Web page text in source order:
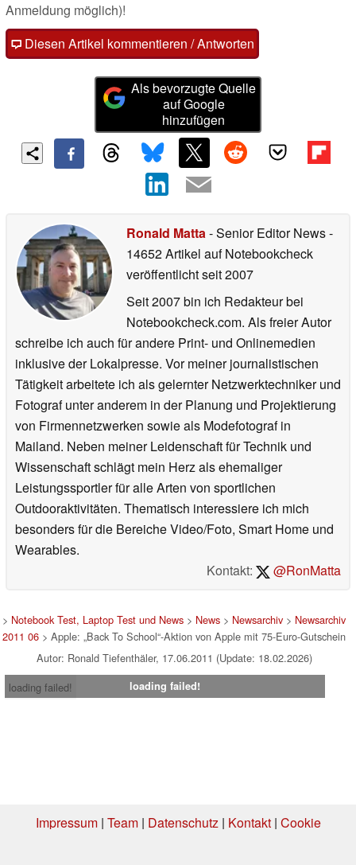
Anmeldung möglich)!
Diesen Artikel kommentieren / Antworten
Als bevorzugte Quelle
auf Google
hinzufügen
Ronald Matta- Senior Editor News-
14652 Artikel auf Notebookcheck
veröffentlichtseit 2007
Seit 2007 bin ich Redakteur bei
Notebookcheck.com. Als freier Autor
schreibe ich auch für andere Print- und Onlinemedien
inklusive der Lokalpresse. Vor meiner journalistischen
Tätigkeit arbeitete ich als gelernter Netzwerktechniker und
Fotograf unter anderem in der Planung und Projektierung
von Firmennetzwerken sowie als Modefotograf in
Mailand. Neben meiner Leidenschaft für Technik und
Wissenschaft schlägt mein Herz als ehemaliger
Leistungssportler für alle Arten von sportlichen
Outdooraktivitäten. Thematisch interessiere ich mich
besonders für die Bereiche Video/Foto, Smart Home und
Wearables.
Kontakt:
@RonMatta
> Notebook Test, Laptop Test und News > News > Newsarchiv > Newsarchiv
2011 06 > Apple: „Back To School“-Aktion von Apple mit 75-Euro-Gutschein
Autor: Ronald Tiefenthäler, 17.06.2011 (Update: 18.02.2026)
loading failed!
loading failed!
Impressum| Team| Datenschutz| Kontakt| Cookie